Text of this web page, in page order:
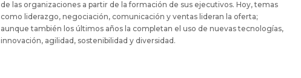
de las organizaciones a partir de la formación de sus ejecutivos. Hoy, temas
como liderazgo, negociación, comunicación y ventas lideran la oferta;
aunque también los últimos años la completan el uso de nuevas tecnologías,
innovación, agilidad, sostenibilidad y diversidad.